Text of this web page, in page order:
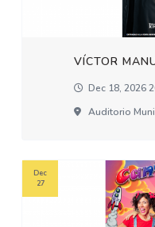
VÍCTOR
Dec 18, 2026
Auditorio
Dec
27